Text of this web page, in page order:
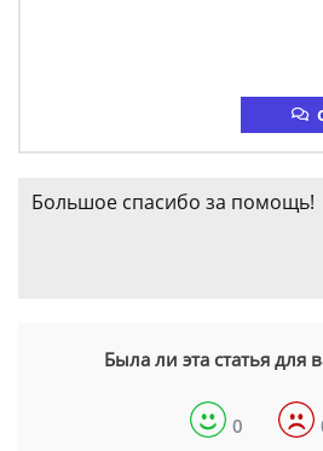
Большое спасибо за помощь!
Была ли эта статья для
0